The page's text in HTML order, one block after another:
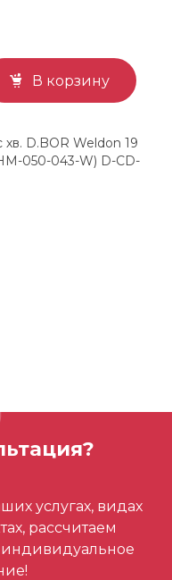
В корзину
D.BOR Weldon 19
050-043-W) D-CD-
может стать
услугах, видах
рассчитаем
индивидуальное